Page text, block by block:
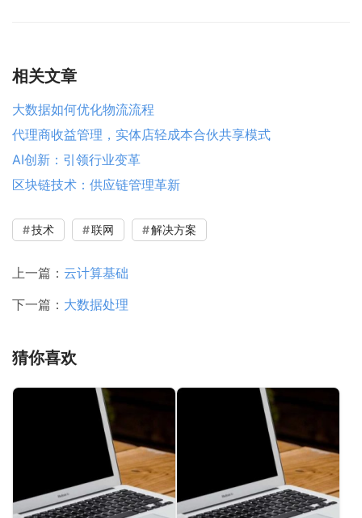
相关文章
大数据如何优化物流流程
代理商收益管理，实体店轻成本合伙共享模式
AI创新：引领行业变革
区块链技术：供应链管理革新
技术 联网 解决方案
上一篇： 云计算基础
下一篇： 大数据处理
猜你喜欢